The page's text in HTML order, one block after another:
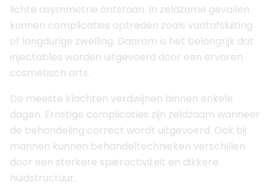
lichte asymmetrie ontstaan. In zeldzame gevallen
kunnen complicaties optreden zoals vaatafsluiting
of langdurige zwelling. Daarom is het belangrijk dat
injectables worden uitgevoerd door een ervaren
cosmetisch arts.
De meeste klachten verdwijnen binnen enkele
dagen. Ernstige complicaties zijn zeldzaam wanneer
de behandeling correct wordt uitgevoerd. Ook bij
mannen kunnen behandeltechnieken verschillen
door een sterkere spieractiviteit en dikkere
huidstructuur.